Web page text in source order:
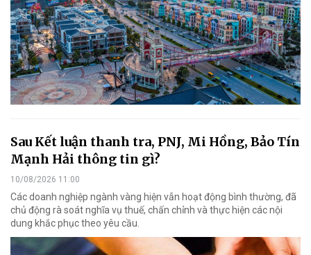
Sau Kết luận thanh tra, PNJ, Mi Hồng, Bảo Tín
Mạnh Hải thông tin gì?
10/08/2026 11:00
Các doanh nghiệp ngành vàng hiện vẫn hoạt động bình thường, đã
chủ động rà soát nghĩa vụ thuế, chấn chỉnh và thực hiện các nội
dung khắc phục theo yêu cầu.